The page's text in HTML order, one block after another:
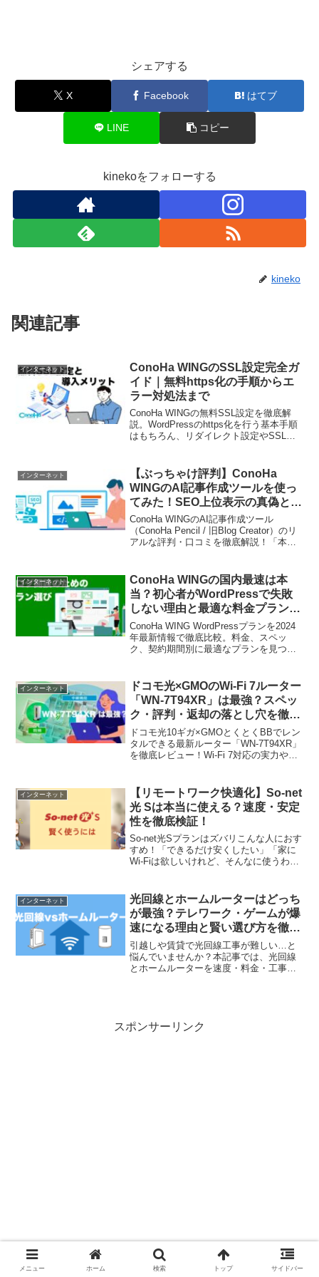
シェアする
X Facebook はてブ
LINE コピー
kinekoをフォローする
kineko
関連記事
インターネット
ConoHa WINGのSSL設定完全ガ
イド｜無料https化の手順からエ
ラー対処法まで
ConoHa WINGの無料SSL設定を徹底解
説。WordPressのhttps化を行う基本手順
はもちろん、リダイレクト設定やSSLが
す。
インターネット
【ぶっちゃけ評判】ConoHa
WINGのAI記事作成ツールを使っ
てみた！SEO上位表示の真偽と口
コミを徹底レビュー
ConoHa WINGのAI記事作成ツール
（ConoHa Pencil / 旧Blog Creator）のリ
アルな評判・口コミを徹底解説！「本当
ワード調査から記事生成・リライト機能
を使った結果をぶっちゃけます。無料ト
ライアルや他社比較も網羅。
インターネット
ConoHa WINGの国内最速は本
当？初心者がWordPressで失敗
しない理由と最適な料金プランを
解説
ConoHa WING WordPressプランを2024
年最新情報で徹底比較。料金、スペッ
ク、契約期間別に最適なプランを見つけ
インターネット
ドコモ光×GMOのWi-Fi 7ルーター
「WN-7T94XR」は最強？スペッ
ク・評判・返却の落とし穴を徹底
解説
ドコモ光10ギガ×GMOとくとくBBでレン
タルできる最新ルーター「WN-7T94XR」
を徹底レビュー！Wi-Fi 7対応の実力や
す。解約時の返却ルールや補償料の注意
点など、契約前に知っておきたい情報を
網羅。10ギガの速度をフルに活かしたい
方必見です。
インターネット
【リモートワーク快適化】So-net
光 Sは本当に使える？速度・安定
性を徹底検証！
So-net光Sプランはズバリこんな人におす
すめ！「できるだけ安くしたい」「家に
Wi-Fiは欲しいけれど、そんなに使うわけ
途」
インターネット
光回線とホームルーターはどっち
が最強？テレワーク・ゲームが爆
速になる理由と賢い選び方を徹底
比較
引越しや賃貸で光回線工事が難しい…と
悩んでいませんか？本記事では、光回線
とホームルーターを速度・料金・工事不
スポンサーリンク
メニュー ホーム 検索 トップ サイドバー